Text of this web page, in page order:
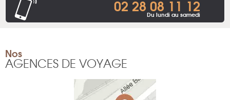
02 28 08 11 12
Du lundi au samedi
Nos
AGENCES DE VOYAGE